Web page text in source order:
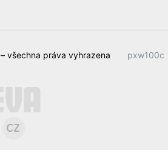
– všechna práva vyhrazena pxw100c